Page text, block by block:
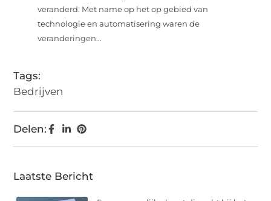
veranderd. Met name op het op gebied van
technologie en automatisering waren de
veranderingen...
Tags:
Bedrijven
Delen:
Laatste Bericht